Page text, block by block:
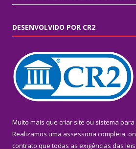
DESENVOLVIDO POR CR2
Muito mais que criar site ou sistema
Realizamos uma assessoria completa,
contrato que todas as exigências das